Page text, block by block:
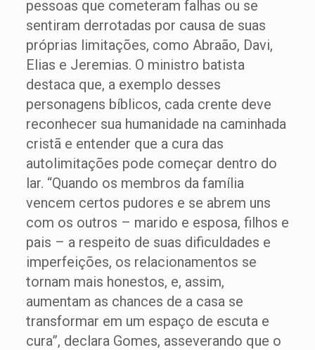
pessoas que cometeram falhas ou se
sentiram derrotadas por causa de suas
próprias limitações, como Abraão, Davi,
Elias e Jeremias. O ministro batista
destaca que, a exemplo desses
personagens bíblicos, cada crente deve
reconhecer sua humanidade na caminhada
cristã e entender que a cura das
autolimitações pode começar dentro do
lar. “Quando os membros da família
vencem certos pudores e se abrem uns
com os outros – marido e esposa, filhos e
pais – a respeito de suas dificuldades e
imperfeições, os relacionamentos se
tornam mais honestos, e, assim,
aumentam as chances de a casa se
transformar em um espaço de escuta e
cura”, declara Gomes, asseverando que o